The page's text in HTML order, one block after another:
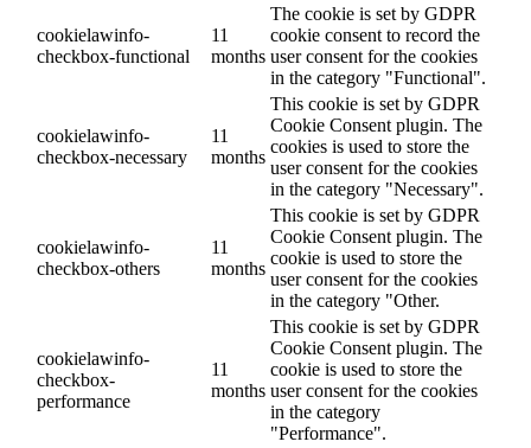
cookielawinfo-
checkbox-functional
11
months
The cookie is set by GDPR
cookie consent to record the
user consent for the cookies
in the category "Functional".
cookielawinfo-
checkbox-necessary
11
months
This cookie is set by GDPR
Cookie Consent plugin. The
cookies is used to store the
user consent for the cookies
in the category "Necessary".
cookielawinfo-
checkbox-others
11
months
This cookie is set by GDPR
Cookie Consent plugin. The
cookie is used to store the
user consent for the cookies
in the category "Other.
cookielawinfo-
checkbox-
performance
11
months
This cookie is set by GDPR
Cookie Consent plugin. The
cookie is used to store the
user consent for the cookies
in the category
"Performance".